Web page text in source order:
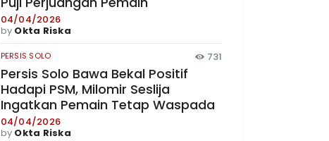
04/04/2026
by Okta Riska
PERSIS SOLO 731
Persis Solo Bawa Bekal Positif
Hadapi PSM, Milomir Seslija
Ingatkan Pemain Tetap Waspada
04/04/2026
by Okta Riska